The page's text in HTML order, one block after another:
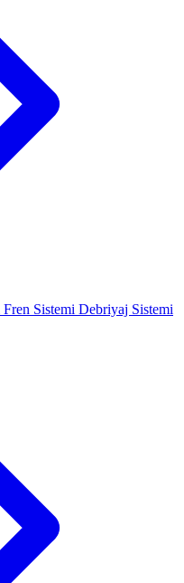
Fren Sistemi Debriyaj Sistemi